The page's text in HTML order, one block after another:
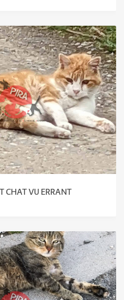
CHAT VU ERRANT